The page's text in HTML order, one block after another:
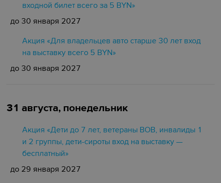
входной билет всего за 5 BYN»
до 30 января 2027
Акция «Для владельцев авто старше 30 лет вход
на выставку всего 5 BYN»
до 30 января 2027
31 августа, понедельник
Акция «Дети до 7 лет, ветераны ВОВ, инвалиды 1
и 2 группы, дети-сироты вход на выставку —
бесплатный»
до 29 января 2027